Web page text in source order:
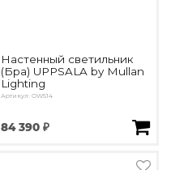
Настенный светильник
(Бра) UPPSALA by Mullan
Lighting
Артикул: OW514
84 390 ₽